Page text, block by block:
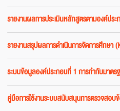
รายงานผลการประเมินหลักสูตรตามองค์ปร
รายงานสรุปผลการดำเนินการจัดการศึกษ
ระบบข้อมูลองค์ประกอบที่ 1 การกำกับมาตร
คู่มือการใช้งานระบบสนับสนุนการตรวจสอบ